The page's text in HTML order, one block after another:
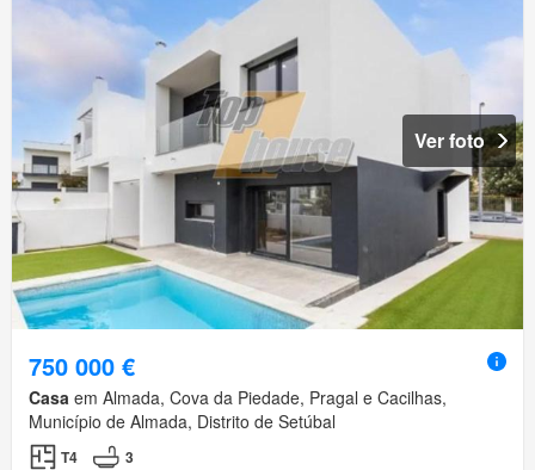
Ver foto
750 000 €
Casa em Almada, Cova da Piedade, Pragal e Cacilhas,
Município de Almada, Distrito de Setúbal
T4
3